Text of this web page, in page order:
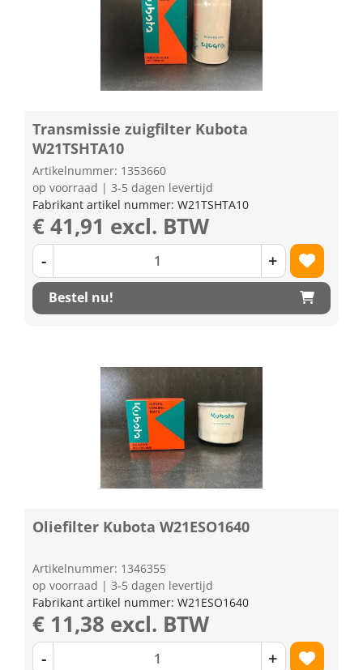
Transmissie zuigfilter Kubota
W21TSHTA10
Artikelnummer: 1353660
op voorraad | 3-5 dagen levertijd
Fabrikant artikel nummer: W21TSHTA10
€ 41,91 excl. BTW
- +
Bestel nu!
Oliefilter Kubota W21ESO1640
Artikelnummer: 1346355
op voorraad | 3-5 dagen levertijd
Fabrikant artikel nummer: W21ESO1640
€ 11,38 excl. BTW
- +